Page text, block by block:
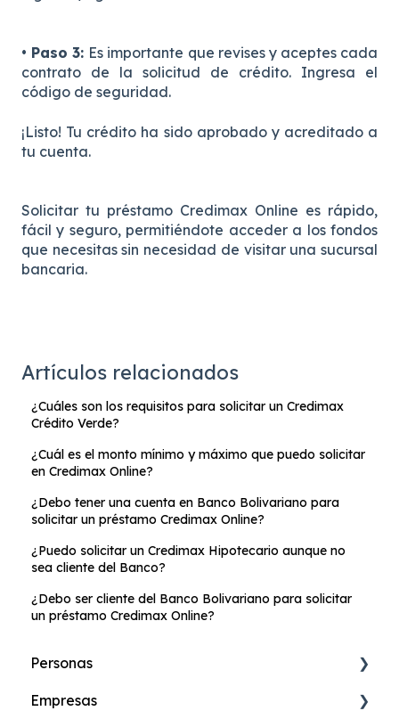
• Paso 3: Es importante que revises y aceptes cada
contrato de la solicitud de crédito. Ingresa el
código de seguridad.
¡Listo! Tu crédito ha sido aprobado y acreditado a
tu cuenta.
Solicitar tu préstamo Credimax Online es rápido,
fácil y seguro, permitiéndote acceder a los fondos
que necesitas sin necesidad de visitar una sucursal
bancaria.
Artículos relacionados
¿Cuáles son los requisitos para solicitar un Credimax
Crédito Verde?
¿Cuál es el monto mínimo y máximo que puedo solicitar
en Credimax Online?
¿Debo tener una cuenta en Banco Bolivariano para
solicitar un préstamo Credimax Online?
¿Puedo solicitar un Credimax Hipotecario aunque no
sea cliente del Banco?
¿Debo ser cliente del Banco Bolivariano para solicitar
un préstamo Credimax Online?
Personas
Cuenta de Ahorros Online
Empresas